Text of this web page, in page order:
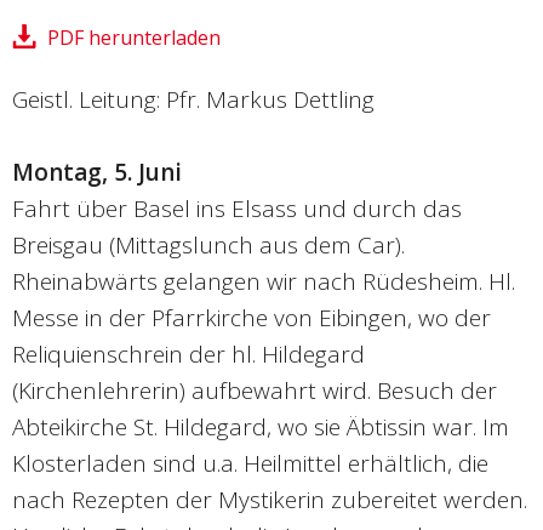
PDF herunterladen
Geistl. Leitung: Pfr. Markus Dettling
Montag, 5. Juni
Fahrt über Basel ins Elsass und durch das
Breisgau (Mittagslunch aus dem Car).
Rheinabwärts gelangen wir nach Rüdesheim. Hl.
Messe in der Pfarrkirche von Eibingen, wo der
Reliquienschrein der hl. Hildegard
(Kirchenlehrerin) aufbewahrt wird. Besuch der
Abteikirche St. Hildegard, wo sie Äbtissin war. Im
Klosterladen sind u.a. Heilmittel erhältlich, die
nach Rezepten der Mystikerin zubereitet werden.